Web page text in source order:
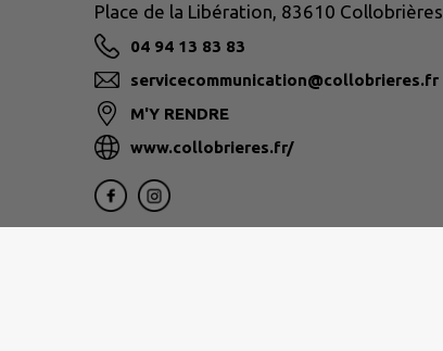
Place de la Libération, 83610 Collobrières
04 94 13 83 83
servicecommunication@collobrieres.fr
M'Y RENDRE
www.collobrieres.fr/